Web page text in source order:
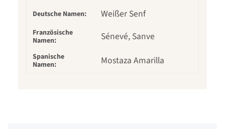
Deutsche Namen: Weißer Senf
Französische
Namen:
Sénevé, Sanve
Spanische
Namen:
Mostaza Amarilla